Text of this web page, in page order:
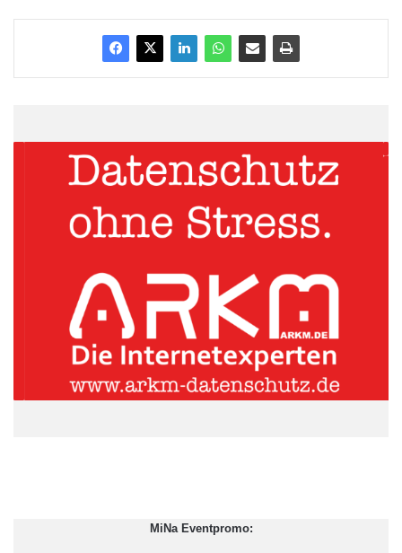
international tätige Investmentbanken werden deshalb die
Anreize größer, Geschäfte in den unregulierten Bereich des
Dabei sind die Missstände nach Götzls Ansicht deutlich
sichtbar. So sind für ihn die Spekulationen gegen einige Euro-
Länder auf dem Markt für Kreditausfallversicherungen (CDS)
eindeutig Missbrauch eines Finanzinstruments. Und auch die
nicht gerechtfertigt. Sie seien vielmehr Folge einer
zunehmenden Automatisierung des Handels, durch den
Fehlbewertungen und Herdenverhalten zunähmen.
ARKM.marketing
MiNa Eventpromo: